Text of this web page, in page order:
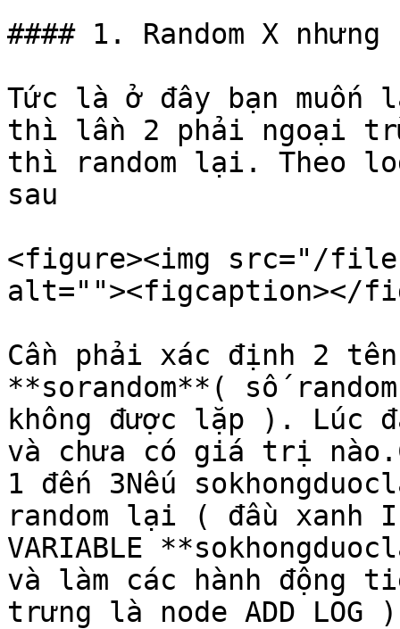
#### 1. Random X
Tức là ở đây bạn muốn
thì lần 2 phải ngoại
thì random lại. Theo
sau
<figure><img src="/files/
alt=""><figcaption></
Cần phải xác định 2
**sorandom**( số
không được lặp ). Lúc
và chưa có giá trị
1 đến 3Nếu
random lại ( đầu xanh
VARIABLE
và làm các hành động
trưng là node ADD LOG )